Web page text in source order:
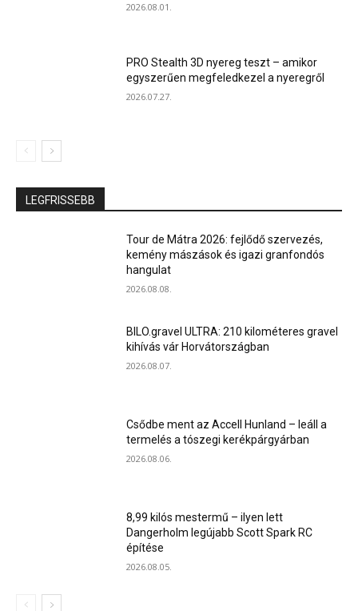
2026.08.01.
PRO Stealth 3D nyereg teszt – amikor
egyszerűen megfeledkezel a nyeregről
2026.07.27.
LEGFRISSEBB
Tour de Mátra 2026: fejlődő szervezés,
kemény mászások és igazi granfondós
hangulat
2026.08.08.
BILO.gravel ULTRA: 210 kilométeres gravel
kihívás vár Horvátországban
2026.08.07.
Csődbe ment az Accell Hunland – leáll a
termelés a tószegi kerékpárgyárban
2026.08.06.
8,99 kilós mestermű – ilyen lett
Dangerholm legújabb Scott Spark RC
építése
2026.08.05.